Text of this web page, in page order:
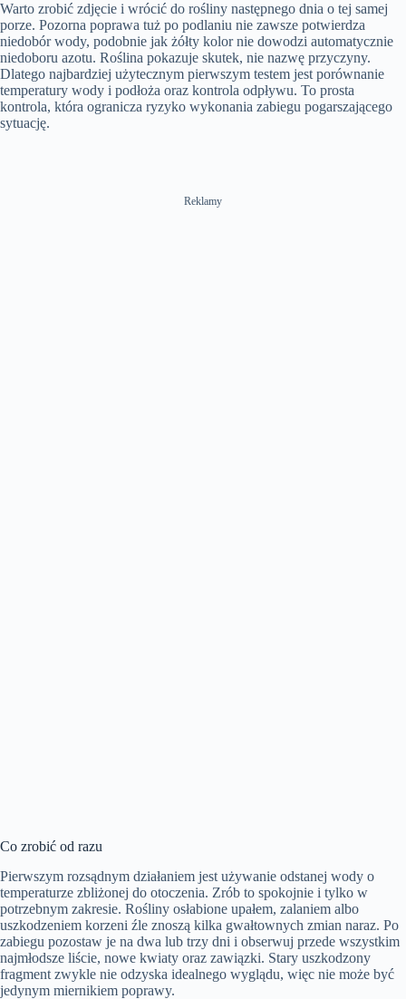
Warto zrobić zdjęcie i wrócić do rośliny następnego dnia o tej samej
porze. Pozorna poprawa tuż po podlaniu nie zawsze potwierdza
niedobór wody, podobnie jak żółty kolor nie dowodzi automatycznie
niedoboru azotu. Roślina pokazuje skutek, nie nazwę przyczyny.
Dlatego najbardziej użytecznym pierwszym testem jest porównanie
temperatury wody i podłoża oraz kontrola odpływu. To prosta
kontrola, która ogranicza ryzyko wykonania zabiegu pogarszającego
sytuację.
Reklamy
Co zrobić od razu
Pierwszym rozsądnym działaniem jest używanie odstanej wody o
temperaturze zbliżonej do otoczenia. Zrób to spokojnie i tylko w
potrzebnym zakresie. Rośliny osłabione upałem, zalaniem albo
uszkodzeniem korzeni źle znoszą kilka gwałtownych zmian naraz. Po
zabiegu pozostaw je na dwa lub trzy dni i obserwuj przede wszystkim
najmłodsze liście, nowe kwiaty oraz zawiązki. Stary uszkodzony
fragment zwykle nie odzyska idealnego wyglądu, więc nie może być
jedynym miernikiem poprawy.